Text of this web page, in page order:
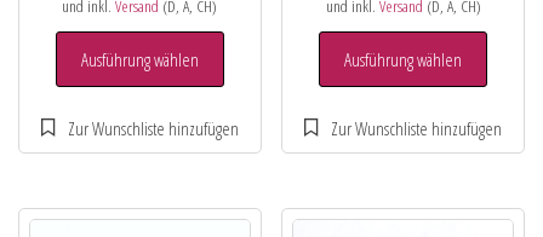
und inkl.Versand (D, A, CH)
Ausführung wählen
und inkl. Versand (D, A, CH)
Ausführung wählen